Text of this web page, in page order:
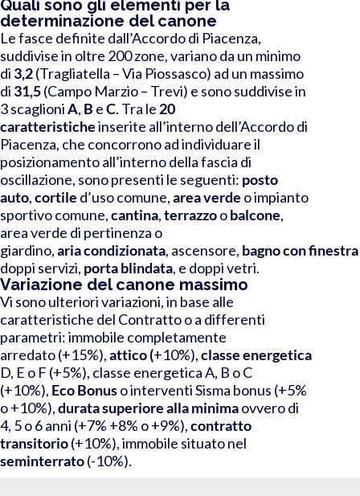
Quali sono gli elementi per la
determinazione del canone
Le fasce definite dall’Accordo di Piacenza,
suddivise in oltre 200 zone, variano da un minimo
di 3,2(Tragliatella – Via Piossasco) ad un massimo
di 31,5(Campo Marzio – Trevi) e sono suddivise in
3 scaglioniA, B eC. Tra le 20
caratteristicheinserite all’interno dell’Accordo di
Piacenza, che concorrono ad individuare il
posizionamento all’interno della fascia di
oscillazione, sono presenti le seguenti: posto
auto,cortile d’uso comune,areaverde o impianto
sportivo comune,cantina,terrazzoobalcone,
area verde di pertinenza o
giardino,ariacondizionata, ascensore, bagnoconfinestra
doppi servizi, portablindata, e doppi vetri.
Variazione del canone massimo
Vi sono ulteriori variazioni, in base alle
caratteristiche del Contratto o a differenti
parametri:immobile completamente
arredato(+15%),attico (+10%),classe energetica
D, E o F (+5%), classe energetica A, B o C
(+10%), EcoBonuso interventi Sisma bonus (+5%
o +10%),duratasuperiore alla minimaovvero di
4, 5 o 6 anni (+7% +8% o +9%),contratto
transitorio(+10%), immobile situato nel
seminterrato(-10%).